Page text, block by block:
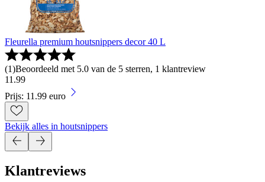
Fleurella premium houtsnippers decor 40 L
(1)Beoordeeld met 5.0 van de 5 sterren, 1 klantreview
11 .99
Prijs: 11.99 euro
Bekijk alles in houtsnippers
Klantreviews